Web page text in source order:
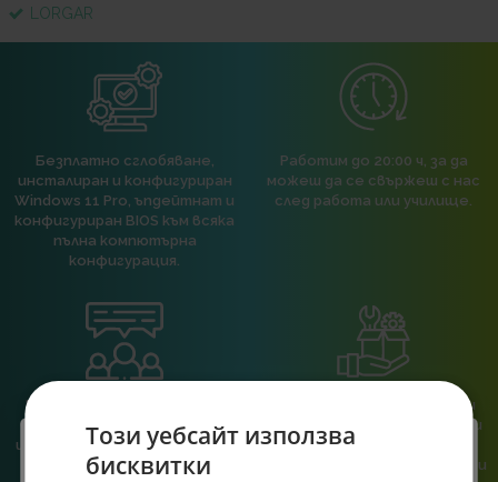
LORGAR
Безплатно сглобяване,
инсталиран и конфигуриран
Windows 11 Pro, ъпдейтнат и
конфигуриран BIOS към всяка
пълна компютърна
конфигурация.
Работим до 20:00 ч, за да
можеш да се свържеш с нас
след работа или училище.
При нас говориш с реален
човек, не с чатбот, когато
имаш нужда от консултация
или справяне с проблем.
Сглобяваме, поддържаме и
обслужваме. Като магазин и
сервиз на едно място
гарантираме бърза реакция и
Този уебсайт използва
бисквитки